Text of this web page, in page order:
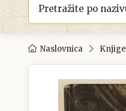
Naslovnica Knjige